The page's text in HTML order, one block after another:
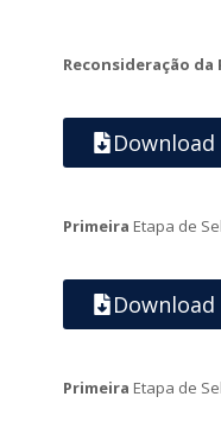
Reconsideração da
Download
Primeira Etapa de
Download
Primeira Etapa de